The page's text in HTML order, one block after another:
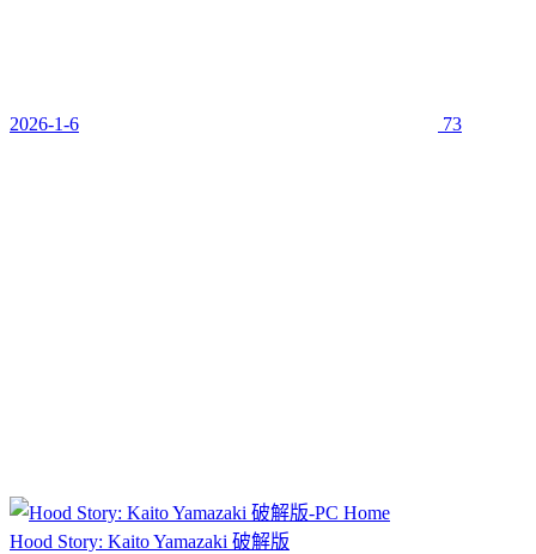
2026-1-6 73
Hood Story: Kaito Yamazaki 破解版